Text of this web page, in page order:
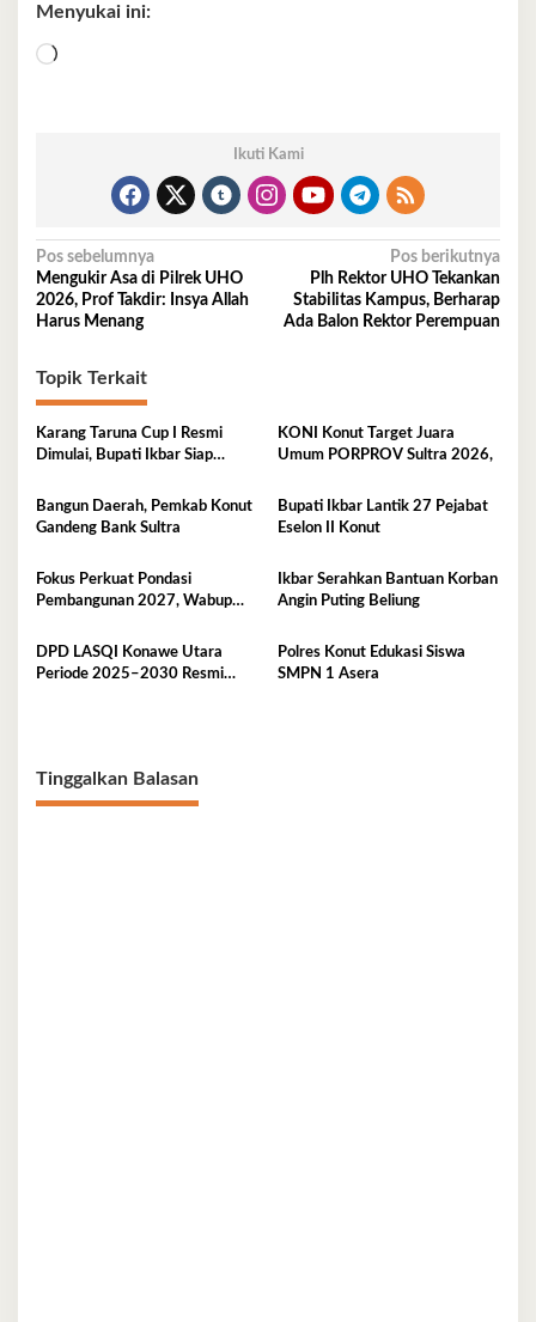
Menyukai ini:
Memuat...
Ikuti Kami
Navigasi
pos
Pos sebelumnya
Mengukir Asa di Pilrek UHO
2026, Prof Takdir: Insya Allah
Harus Menang
Pos berikutnya
Plh Rektor UHO Tekankan
Stabilitas Kampus, Berharap
Ada Balon Rektor Perempuan
Topik Terkait
Karang Taruna Cup I Resmi
Dimulai, Bupati Ikbar Siap
Porprov
KONI Konut Target Juara
Umum PORPROV Sultra 2026,
Bangun Daerah, Pemkab Konut
Gandeng Bank Sultra
Bupati Ikbar Lantik 27 Pejabat
Eselon II Konut
Fokus Perkuat Pondasi
Pembangunan 2027, Wabup
Anggaran
Ikbar Serahkan Bantuan Korban
Angin Puting Beliung
DPD LASQI Konawe Utara
Periode 2025–2030 Resmi
Polres Konut Edukasi Siswa
SMPN 1 Asera
Tinggalkan Balasan